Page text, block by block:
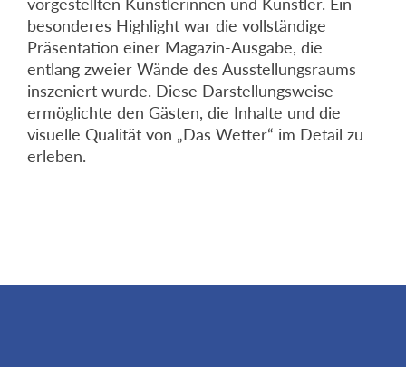
besonderes Highlight war die vollständige
Präsentation einer Magazin-Ausgabe, die
entlang zweier Wände des Ausstellungsraums
inszeniert wurde. Diese Darstellungsweise
ermöglichte den Gästen, die Inhalte und die
visuelle Qualität von „Das Wetter“ im Detail zu
erleben.